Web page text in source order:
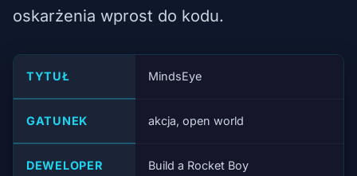
oskarżenia wprost do kodu.
TYTUŁ MindsEye
GATUNEK akcja, open world
DEWELOPER Build a Rocket Boy